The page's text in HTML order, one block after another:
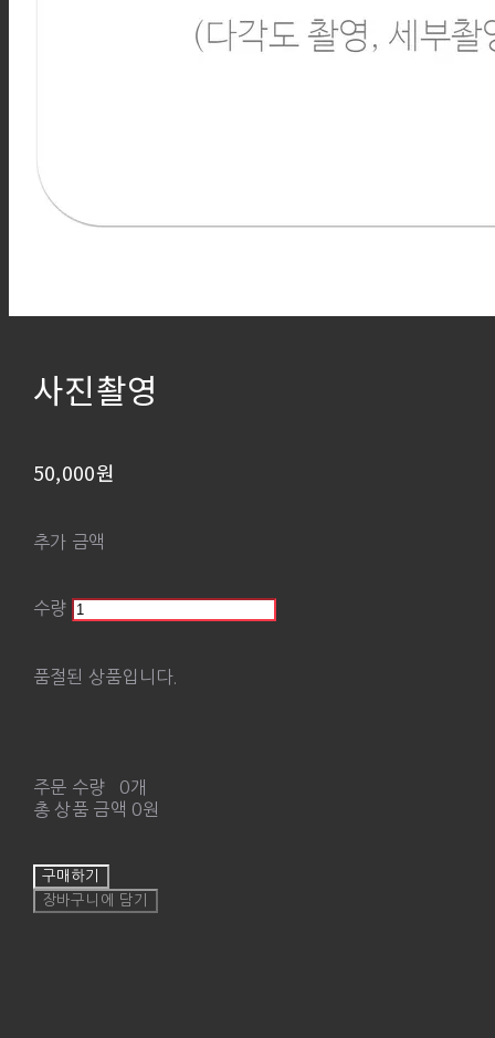
사진촬영
50,000원
추가 금액
수량
품절된 상품입니다.
주문 수량
0개
총 상품 금액 0원
구매하기
장바구니에 담기